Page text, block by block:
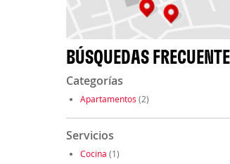
BÚSQUEDAS
Categorías
Apartamentos (2)
Servicios
Cocina (1)